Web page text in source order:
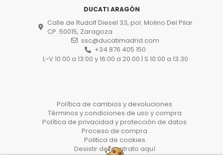
DUCATI ARAGÓN
Calle de Rudolf Diesel 33, pol. Molino Del Pilar
CP. 50015, Zaragoza
ssc@ducatimadrid.com
+34 876 405 150
L-V 10:00 a 13:00 y 16:00 a 20:00 | S 10:00 a 13.30
Política de cambios y devoluciones
Términos y condiciones de uso y compra
Política de privacidad y protección de datos
Proceso de compra
Politica de cookies
Desistir del contrato aquí